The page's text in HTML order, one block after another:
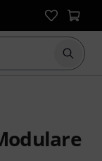
Suche